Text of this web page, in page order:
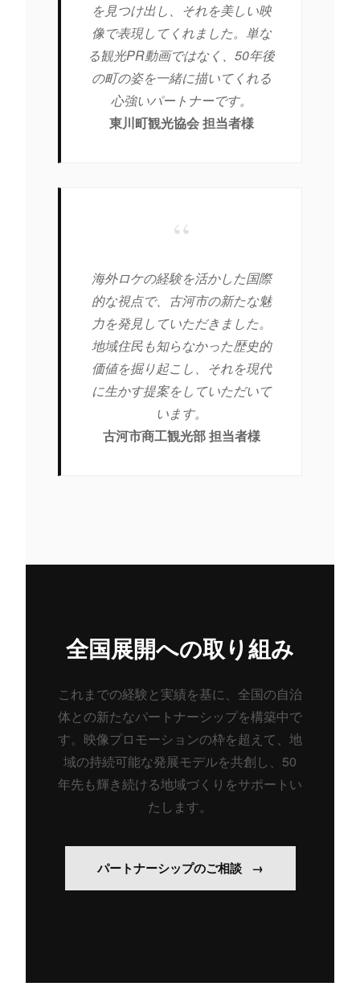
を見つけ出し、それを美しい映
像で表現してくれました。単な
る観光PR動画ではなく、50年後
の町の姿を一緒に描いてくれる
心強いパートナーです。
東川町観光協会 担当者様
“
海外ロケの経験を活かした国際
的な視点で、古河市の新たな魅
力を発見していただきました。
地域住民も知らなかった歴史的
価値を掘り起こし、それを現代
に生かす提案をしていただいて
います。
古河市商工観光部 担当者様
全国展開への取り組み
これまでの経験と実績を基に、全国の自治
体との新たなパートナーシップを構築中で
す。映像プロモーションの枠を超えて、地
域の持続可能な発展モデルを共創し、50
年先も輝き続ける地域づくりをサポートい
たします。
パートナーシップのご相談